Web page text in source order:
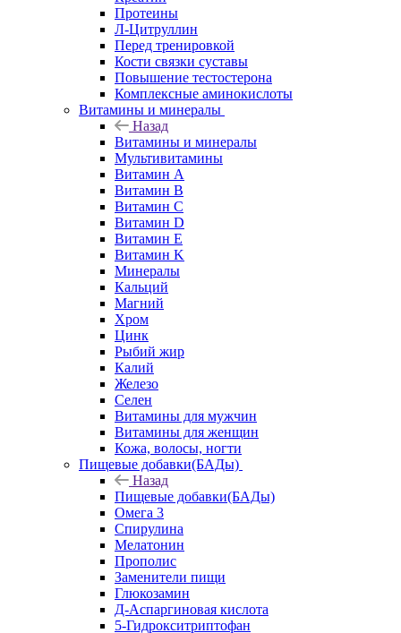
Протеины
Л-Цитруллин
Перед тренировкой
Кости связки суставы
Повышение тестостерона
Комплексные аминокислоты
Витамины и минералы
Назад
Витамины и минералы
Мультивитамины
Витамин A
Витамин B
Витамин C
Витамин D
Витамин E
Витамин K
Минералы
Кальций
Магний
Хром
Цинк
Рыбий жир
Калий
Железо
Селен
Витамины для мужчин
Витамины для женщин
Кожа, волосы, ногти
Пищевые добавки(БАДы)
Назад
Пищевые добавки(БАДы)
Омега 3
Спирулина
Мелатонин
Прополис
Заменители пищи
Глюкозамин
Д-Аспаргиновая кислота
5-Гидрокситриптофан